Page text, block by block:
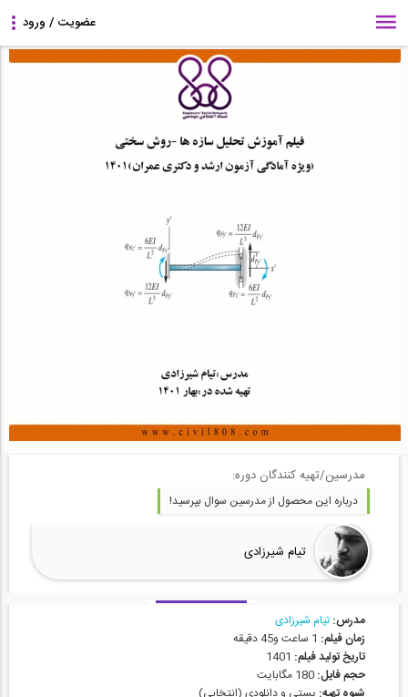
مدرسین/تهیه کنندگان دوره:
درباره این محصول از مدرسین سوال بپرسید!
تیام شیرزادی
مدرس: تیام شیرزادی
زمان فیلم:
تاریخ تولید فیلم:
حجم فایل: 180 مگابایت
شیوه تهیه: پستی و دانلودی (انتخابی)